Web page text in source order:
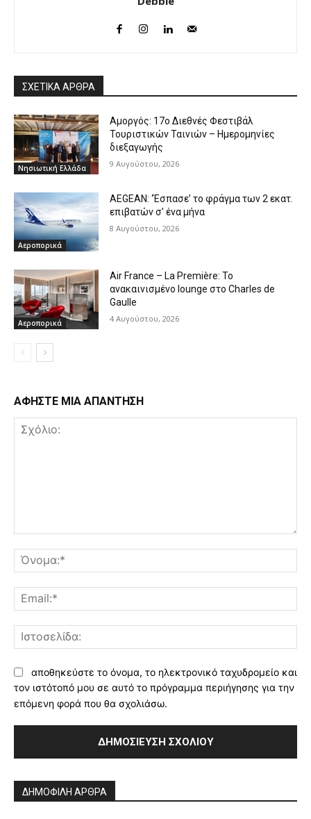
ΣΧΕΤΙΚΑ ΑΡΘΡΑ
Νησιωτική Ελλάδα
Αμοργός: 17ο Διεθνές Φεστιβάλ
Τουριστικών Ταινιών – Ημερομηνίες
διεξαγωγής
9 Αυγούστου, 2026
Αεροπορικά
AEGEAN: ‘Έσπασε’ το φράγμα των 2 εκατ.
επιβατών σ’ ένα μήνα
8 Αυγούστου, 2026
Αεροπορικά
Air France – La Première: Το
ανακαινισμένο lounge στο Charles de
Gaulle
4 Αυγούστου, 2026
ΑΦΗΣΤΕ ΜΙΑ ΑΠΑΝΤΗΣΗ
αποθηκεύστε το όνομα, το ηλεκτρονικό ταχυδρομείο και
τον ιστότοπό μου σε αυτό το πρόγραμμα περιήγησης για την
επόμενη φορά που θα σχολιάσω.
ΔΗΜΟΦΙΛΗ ΑΡΘΡΑ